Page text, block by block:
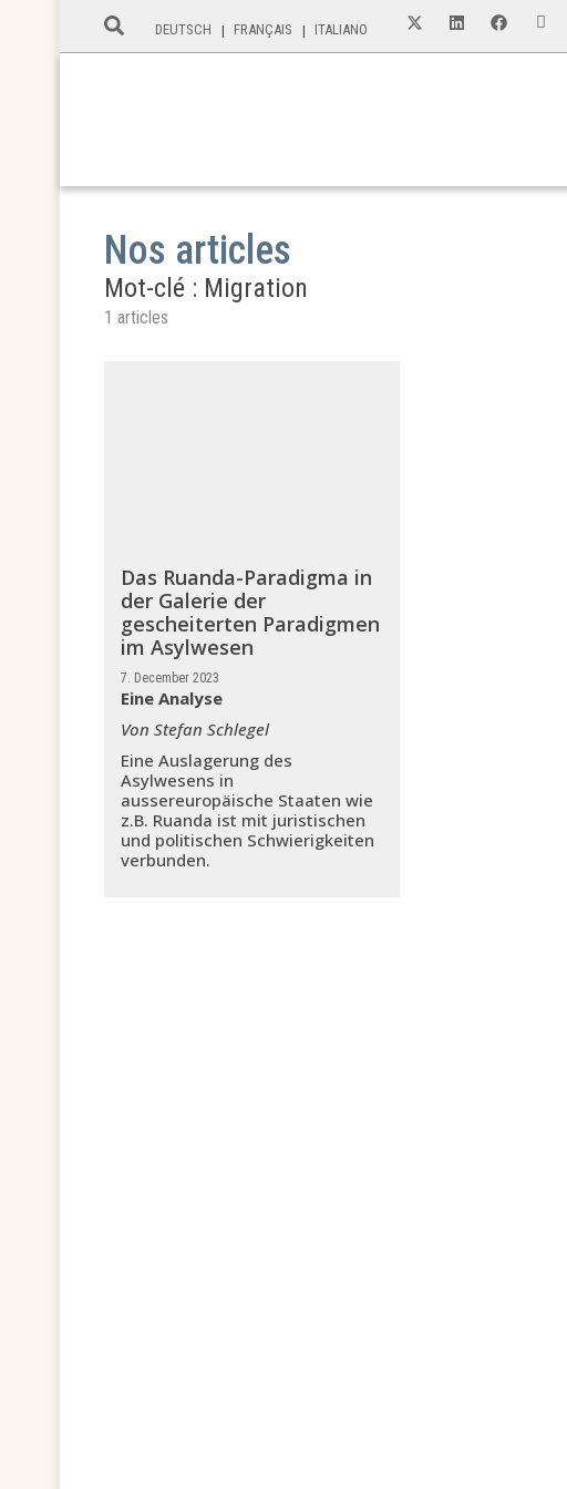
DEUTSCH FRANÇAIS ITALIANO
Nos articles
Mot-clé : Migration
1 articles
Das Ruanda-Paradigma in
der Galerie der
gescheiterten Paradigmen
im Asylwesen
7. December 2023
Eine Analyse
Von Stefan Schlegel
Eine Auslagerung des
Asylwesens in
aussereuropäische Staaten wie
z.B. Ruanda ist mit juristischen
und politischen Schwierigkeiten
verbunden.